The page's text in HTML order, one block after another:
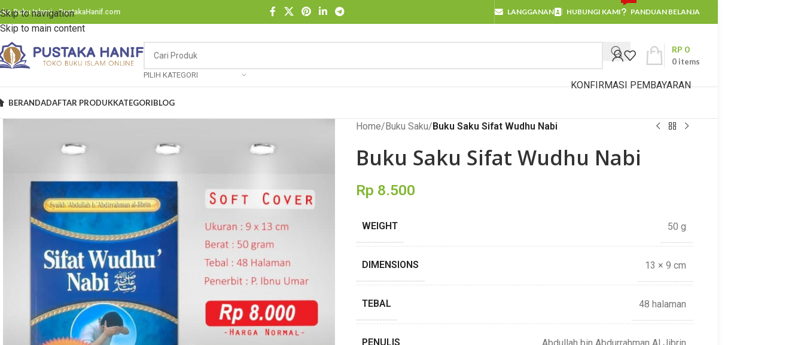
Skip to navigation
Skip to main content
Buku Islami - PustakaHanif.com LANGGANAN HUBUNGI KAMI PANDUAN BELANJA
PILIH KATEGORI
0 items
RP 0
BERANDADAFTAR PRODUKKATEGORIBLOG
KONFIRMASI PEMBAYARAN
Home/Buku Saku/Buku Saku Sifat Wudhu Nabi
Buku Saku Sifat Wudhu Nabi
Rp 8.500
WEIGHT 50 g
DIMENSIONS 13 × 9 cm
TEBAL 48 halaman
PENULIS Abdullah bin Abdurrahman Al Jibrin